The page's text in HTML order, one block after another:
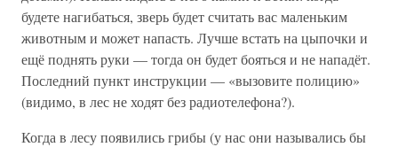
будете нагибаться, зверь будет считать вас маленьким
животным и может напасть. Лучше встать на цыпочки и
ещё поднять руки — тогда он будет бояться и не нападёт.
Последний пункт инструкции — «вызовите полицию»
(видимо, в лес не ходят без радиотелефона?).
Когда в лесу появились грибы (у нас они назывались бы